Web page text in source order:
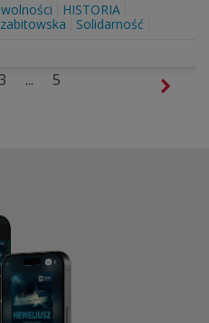
HISTORIA
Solidarność
3 ... 5